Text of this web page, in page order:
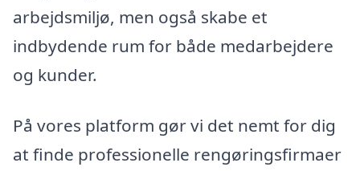
arbejdsmiljø, men også skabe et
indbydende rum for både medarbejdere
og kunder.
På vores platform gør vi det nemt for dig
at finde professionelle rengøringsfirmaer